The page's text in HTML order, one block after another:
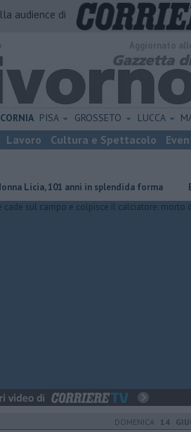
audience di
PISA GROSSETO LUCCA
Lavoro Cultura e Spettacolo
101 anni in splendida forma Ecco
DOMENICA 14